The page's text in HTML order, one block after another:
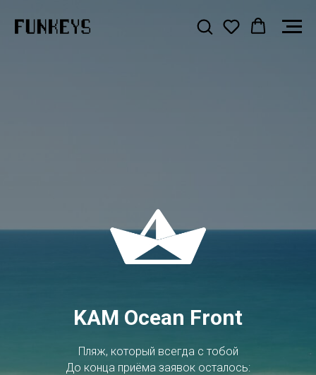
KAM Ocean Front
Пляж, который всегда с тобой
До конца приёма заявок осталось: